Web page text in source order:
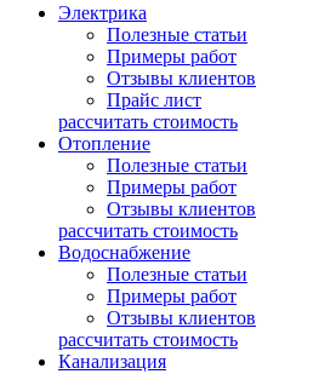
Электрика
Полезные статьи
Примеры работ
Отзывы клиентов
Прайс лист
рассчитать стоимость
Отопление
Полезные статьи
Примеры работ
Отзывы клиентов
рассчитать стоимость
Водоснабжение
Полезные статьи
Примеры работ
Отзывы клиентов
рассчитать стоимость
Канализация